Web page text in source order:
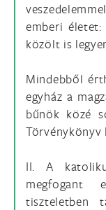
emberi
közölt is
Mindebből
egyház a
bűnök közé
Törvénykönyv
II. A
megfogant
tiszteletben